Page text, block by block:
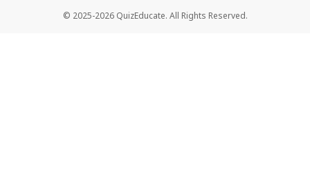
© 2025-2026 QuizEducate. All Rights Reserved.